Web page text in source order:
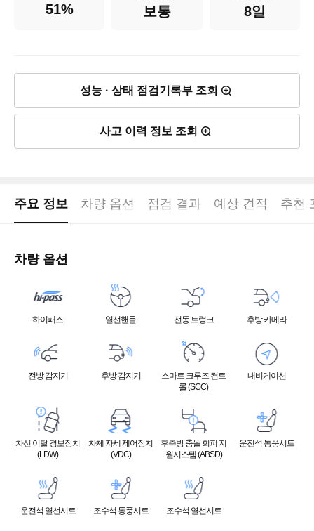
51% 보통 8일
성능 · 상태 점검기록부 조회
사고 이력 정보 조회
주요 정보 차량 옵션 점검 결과 예상 견적 추천
차량 옵션
하이패스 열선핸들 전동 트렁크 후방 카메라
전방 감지기 후방 감지기
스마트 크루즈 컨트
롤 (SCC)
내비게이션
차선 이탈 경보장치
(LDW)
차체 자세 제어장치
(VDC)
후측방 충돌 회피 지
원시스템 (ABSD)
운전석 통풍시트
운전석 열선시트 조수석 통풍시트 조수석 열선시트